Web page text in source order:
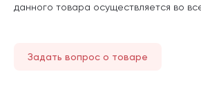
данного товара осуществляется во
Задать вопрос о товаре